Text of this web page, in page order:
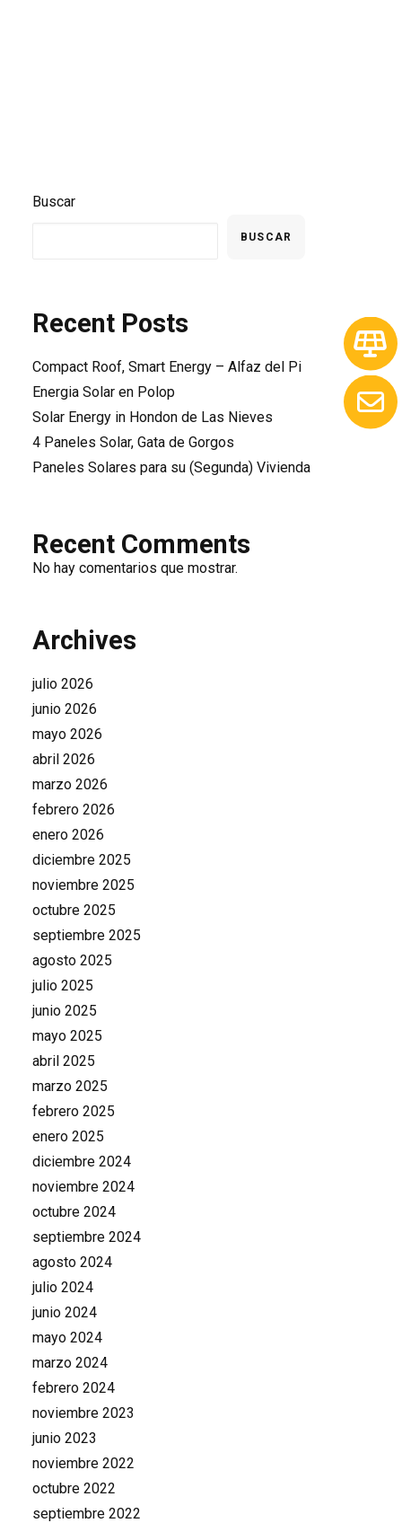
Buscar
BUSCAR
Recent Posts
Compact Roof, Smart Energy – Alfaz del Pi
Energia Solar en Polop
Solar Energy in Hondon de Las Nieves
4 Paneles Solar, Gata de Gorgos
Paneles Solares para su (Segunda) Vivienda
Recent Comments
No hay comentarios que mostrar.
Archives
julio 2026
junio 2026
mayo 2026
abril 2026
marzo 2026
febrero 2026
enero 2026
diciembre 2025
noviembre 2025
octubre 2025
septiembre 2025
agosto 2025
julio 2025
junio 2025
mayo 2025
abril 2025
marzo 2025
febrero 2025
enero 2025
diciembre 2024
noviembre 2024
octubre 2024
septiembre 2024
agosto 2024
julio 2024
junio 2024
mayo 2024
marzo 2024
febrero 2024
noviembre 2023
junio 2023
noviembre 2022
octubre 2022
septiembre 2022